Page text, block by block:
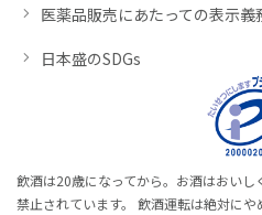
医薬品販売にあたっての表示義
日本盛のSDGs
飲酒は20歳になってから。お酒はおい
禁止されています。 飲酒運転は絶対にや